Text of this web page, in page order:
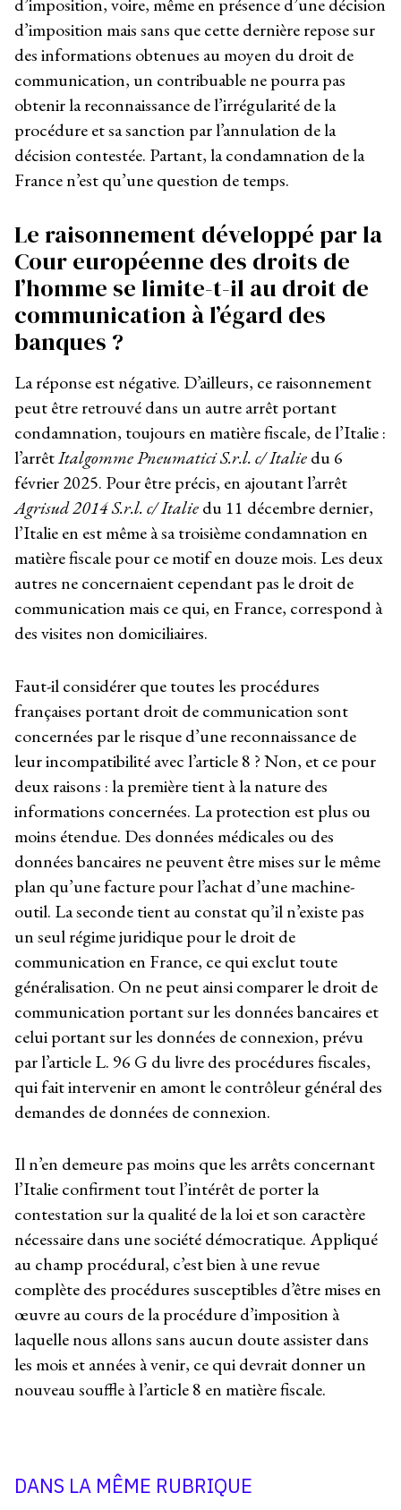
d’imposition, voire, même en présence d’une décision
d’imposition mais sans que cette dernière repose sur
des informations obtenues au moyen du droit de
communication, un contribuable ne pourra pas
obtenir la reconnaissance de l’irrégularité de la
procédure et sa sanction par l’annulation de la
décision contestée. Partant, la condamnation de la
France n’est qu’une question de temps.
Le raisonnement développé par la
Cour européenne des droits de
l’homme se limite-t-il au droit de
communication à l’égard des
banques ?
La réponse est négative. D’ailleurs, ce raisonnement
peut être retrouvé dans un autre arrêt portant
condamnation, toujours en matière fiscale, de l’Italie :
l’arrêtItalgomme Pneumatici S.r.l. c/ Italiedu 6
février 2025. Pour être précis, en ajoutant l’arrêt
Agrisud 2014 S.r.l. c/ Italiedu 11 décembre dernier,
l’Italie en est même à sa troisième condamnation en
matière fiscale pour ce motif en douze mois. Les deux
autres ne concernaient cependant pas le droit de
communication mais ce qui, en France, correspond à
des visites non domiciliaires.
Faut-il considérer que toutes les procédures
françaises portant droit de communication sont
concernées par le risque d’une reconnaissance de
leur incompatibilité avec l’article 8 ? Non, et ce pour
deux raisons : la première tient à la nature des
informations concernées. La protection est plus ou
moins étendue. Des données médicales ou des
données bancaires ne peuvent être mises sur le même
plan qu’une facture pour l’achat d’une machine-
outil. La seconde tient au constat qu’il n’existe pas
un seul régime juridique pour le droit de
communication en France, ce qui exclut toute
généralisation. On ne peut ainsi comparer le droit de
communication portant sur les données bancaires et
celui portant sur les données de connexion, prévu
par l’article L. 96 G du livre des procédures fiscales,
qui fait intervenir en amont le contrôleur général des
demandes de données de connexion.
Il n’en demeure pas moins que les arrêts concernant
l’Italie confirment tout l’intérêt de porter la
contestation sur la qualité de la loi et son caractère
nécessaire dans une société démocratique. Appliqué
au champ procédural, c’est bien à une revue
complète des procédures susceptibles d’être mises en
œuvre au cours de la procédure d’imposition à
laquelle nous allons sans aucun doute assister dans
les mois et années à venir, ce qui devrait donner un
nouveau souffle à l’article 8 en matière fiscale.
DANS LA MÊME RUBRIQUE